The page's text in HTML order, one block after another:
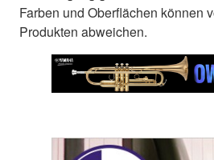
Farben und Oberflächen können
Produkten abweichen.